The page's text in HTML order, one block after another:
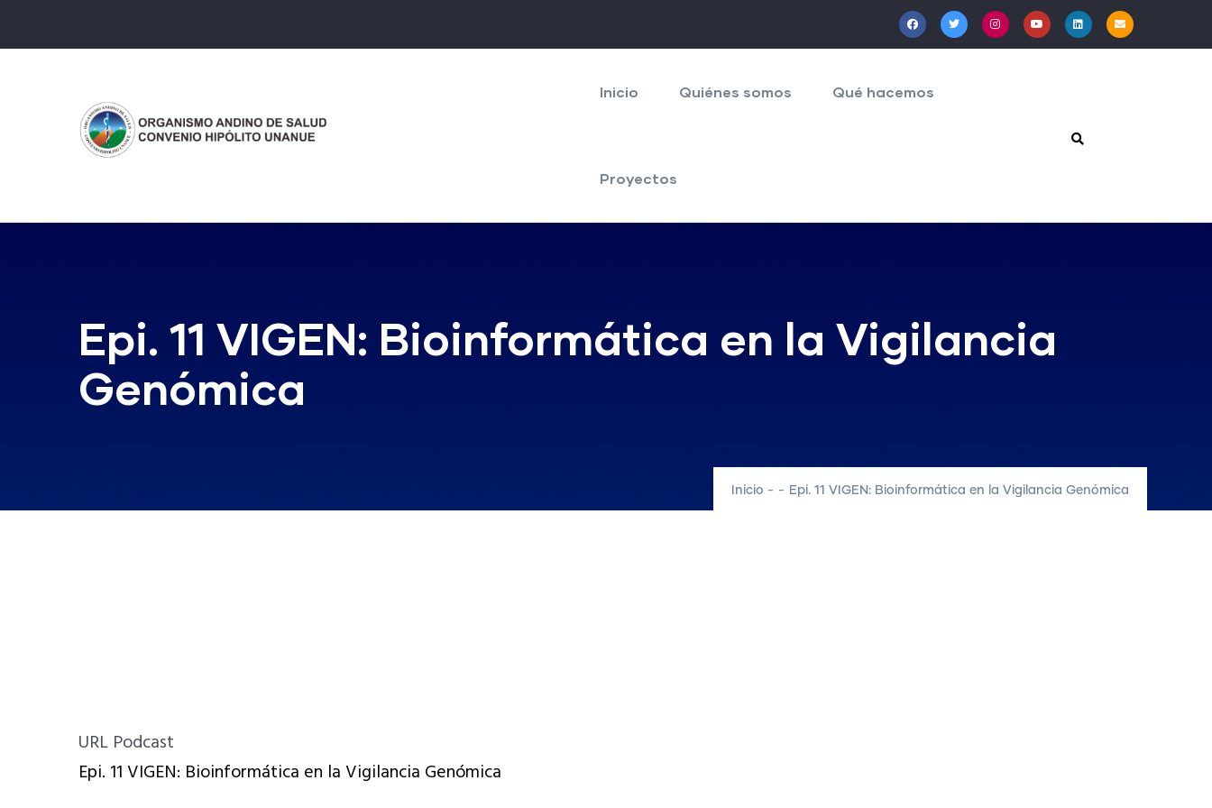
al
principal
Inicio Quiénes somos Qué hacemos
Proyectos
Epi. 11 VIGEN: Bioinformática en la Vigilancia
Genómica
Inicio - - Epi. 11 VIGEN: Bioinformática en la Vigilancia Genómica
URL Podcast
Epi. 11 VIGEN: Bioinformática en la Vigilancia Genómica